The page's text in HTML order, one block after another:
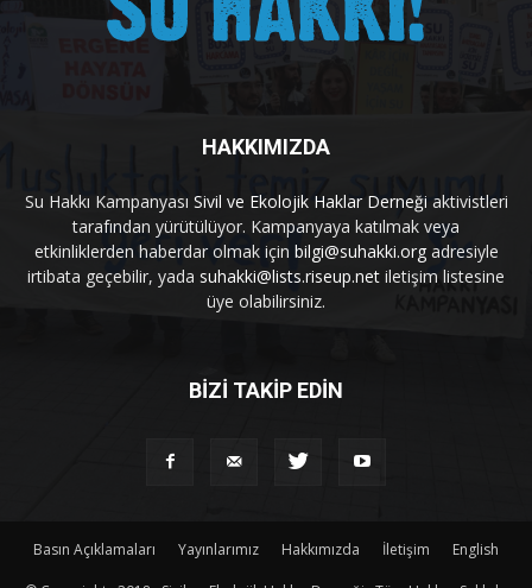
HAKKIMIZDA
Su Hakkı Kampanyası Sivil ve Ekolojik Haklar Derneği aktivistleri
tarafından yürütülüyor. Kampanyaya katılmak veya
etkinliklerden haberdar olmak için bilgi@suhakki.orgadresiyle
irtibata geçebilir, yada suhakki@lists.riseup.net iletişim listesine
üye olabilirsiniz.
BİZİ TAKİP EDİN
Basın Açıklamaları Yayınlarımız Hakkımızda İletişim English